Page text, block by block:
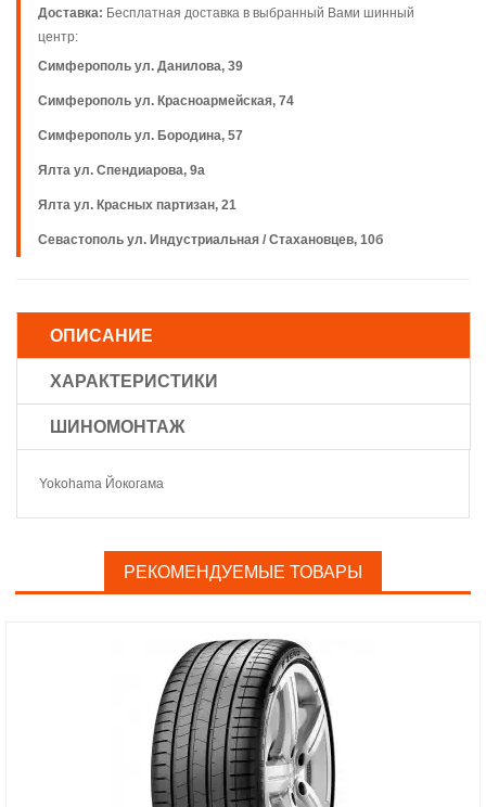
Доставка: Бесплатная доставка в выбранный Вами шинный
центр:
Симферополь ул. Данилова, 39
Симферополь ул. Красноармейская, 74
Симферополь ул. Бородина, 57
Ялта ул. Спендиарова, 9а
Ялта ул. Красных партизан, 21
Севастополь ул. Индустриальная / Стахановцев, 10б
ОПИСАНИЕ
ХАРАКТЕРИСТИКИ
ШИНОМОНТАЖ
Yokohama Йокогама
РЕКОМЕНДУЕМЫЕ ТОВАРЫ